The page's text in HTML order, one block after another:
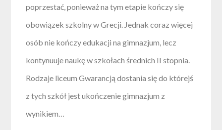
poprzestać, ponieważ na tym etapie kończy się
obowiązek szkolny w Grecji. Jednak coraz więcej
osób nie kończy edukacji na gimnazjum, lecz
kontynuuje naukę w szkołach średnich II stopnia.
Rodzaje liceum Gwarancją dostania się do którejś
z tych szkół jest ukończenie gimnazjum z
wynikiem…